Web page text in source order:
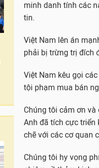
minh danh tính các
tin.
Việt Nam lên án
phải bị trừng trị đích
Việt Nam kêu gọi
tội phạm mua bán
Chúng tôi cảm ơn
Anh đã tích cực triển
chẽ với các cơ quan
Chúng tôi hy vọng